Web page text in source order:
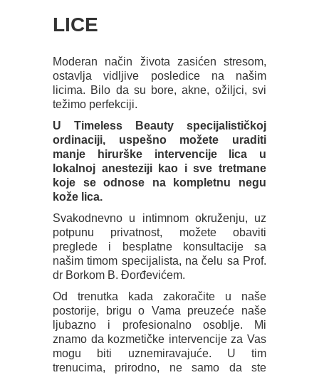
LICE
Moderan način života zasićen stresom,
ostavlja vidljive posledice na našim
licima. Bilo da su bore, akne, ožiljci, svi
težimo perfekciji.
U Timeless Beauty specijalističkoj
ordinaciji, uspešno možete uraditi
manje hirurške intervencije lica u
lokalnoj anesteziji kao i sve tretmane
koje se odnose na kompletnu negu
kože lica.
Svakodnevno u intimnom okruženju, uz
potpunu privatnost, možete obaviti
preglede i besplatne konsultacije sa
našim timom specijalista, na čelu sa Prof.
dr Borkom B. Đorđevićem.
Od trenutka kada zakoračite u naše
postorije, brigu o Vama preuzeće naše
ljubazno i profesionalno osoblje. Mi
znamo da kozmetičke intervencije za Vas
mogu biti uznemiravajuće. U tim
trenucima, prirodno, ne samo da ste